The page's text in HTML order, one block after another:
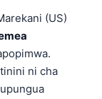
(US)
ni cha